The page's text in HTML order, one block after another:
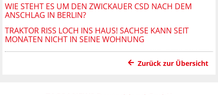
WIE STEHT ES UM DEN ZWICKAUER CSD NACH DEM
ANSCHLAG IN BERLIN?
TRAKTOR RISS LOCH INS HAUS! SACHSE KANN SEIT
MONATEN NICHT IN SEINE WOHNUNG
Zurück zur Übersicht